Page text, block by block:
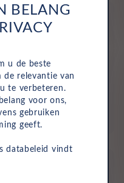
Apple draadloze
inbegrepen in je
dit niet zelf te
BELANG
u de beste
de relevantie van
te verbeteren.
voor ons,
gebruiken
geeft.
databeleid vindt